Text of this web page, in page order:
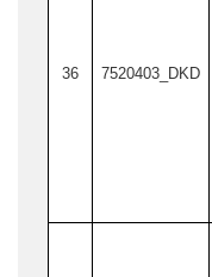
36 7520403_DKD